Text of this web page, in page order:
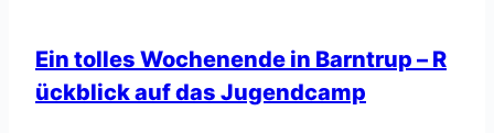
2.09.). Die Sommerpause ist beendet! […]
Ein tolles Wochenende in Barntrup – R
ückblick auf das Jugendcamp